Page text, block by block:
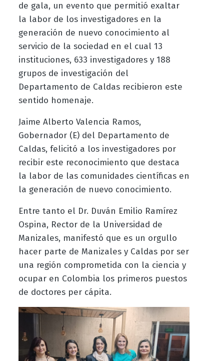
de gala, un evento que permitió exaltar
la labor de los investigadores en la
generación de nuevo conocimiento al
servicio de la sociedad en el cual 13
instituciones, 633 investigadores y 188
grupos de investigación del
Departamento de Caldas recibieron este
sentido homenaje.
Jaime Alberto Valencia Ramos,
Gobernador (E) del Departamento de
Caldas, felicitó a los investigadores por
recibir este reconocimiento que destaca
la labor de las comunidades científicas en
la generación de nuevo conocimiento.
Entre tanto el Dr. Duván Emilio Ramírez
Ospina, Rector de la Universidad de
Manizales, manifestó que es un orgullo
hacer parte de Manizales y Caldas por ser
una región comprometida con la ciencia y
ocupar en Colombia los primeros puestos
de doctores per cápita.